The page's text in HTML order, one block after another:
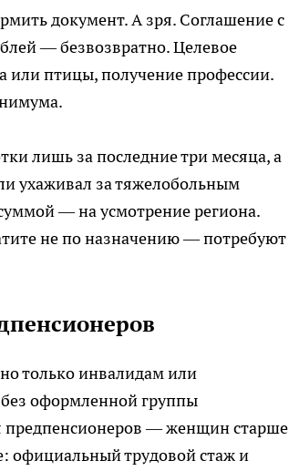
документ. А зря. Соглашение с
— безвозвратно. Целевое
или птицы, получение профессии.
лишь за последние три месяца, а
ухаживал за тяжелобольным
— на усмотрение региона.
не по назначению — потребуют
только инвалидам или
оформленной группы
предпенсионеров — женщин старше
официальный трудовой стаж и